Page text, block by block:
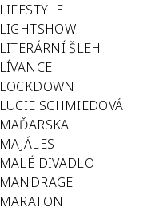
LIFESTYLE
LIGHTSHOW
LITERÁRNÍ ŠLEH
LÍVANCE
LOCKDOWN
LUCIE SCHMIEDOVÁ
MAĎARSKA
MAJÁLES
MALÉ DIVADLO
MANDRAGE
MARATON